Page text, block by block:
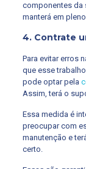
componentes da
manterá em
4. Contrate
Para evitar erros
que esse
pode optar pela
Assim, terá o
Essa medida é
preocupar com
manutenção e
certo.